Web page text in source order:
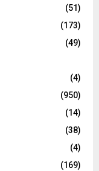
(51)
(173)
(49)
(4)
(950)
(14)
(38)
(4)
(169)